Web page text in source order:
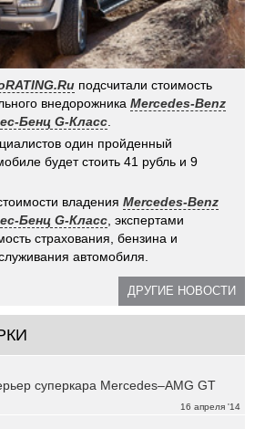
подсчитали стоимость
внедорожникаMercedes-Benz
Бенц G-Класс
один пройденный
будет стоить 41 рубль и 9
владенияMercedes-Benz
Бенц G-Класс , экспертами
страхования, бензина и
автомобиля.
ДРУГИЕ НОВОСТИ
16 апреля '14
суперкара Mercedes–AMG GT